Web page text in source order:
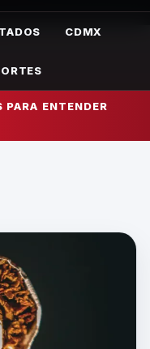
CDMX
ENTENDER